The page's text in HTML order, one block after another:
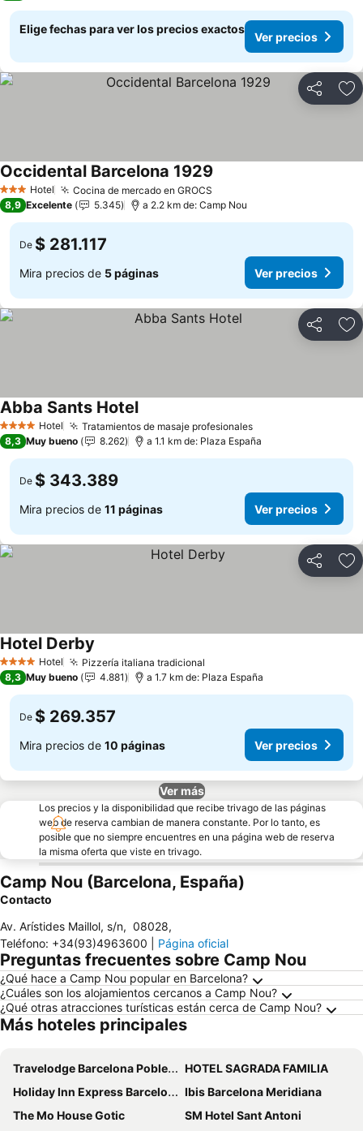
Elige fechas para ver los precios exactos
Ver precios
Compartir
3 Estrellas
Hotel Cocina de mercado en GROCS
Occidental Barcelona 1929
8,9 Excelente 5.345 a 2.2 km de: Camp Nou
De $ 281.117
Mira precios de 5 páginas Ver precios
Compartir
4 EstrellasHotel Tratamientos de masaje profesionales
Abba Sants Hotel
8,3 Muy bueno 8.262 a 1.1 km de: Plaza España
De $ 343.389
Mira precios de 11 páginas Ver precios
Compartir
4 EstrellasHotel Pizzería italiana tradicional
Hotel Derby
8,3 Muy bueno 4.881 a 1.7 km de: Plaza España
De $ 269.357
Mira precios de 10 páginas Ver precios
Ver más
Los precios y la disponibilidad que recibe trivago de las páginas
web de reserva cambian de manera constante. Por lo tanto, es
posible que no siempre encuentres en una página web de reserva
la misma oferta que viste en trivago.
Camp Nou (Barcelona, España)
Contacto
Av. Arístides Maillol, s/n, 08028,
Teléfono: +34(93)4963600 Página oficial
Preguntas frecuentes sobre Camp Nou
¿Qué hace a Camp Nou popular en Barcelona?
¿Cuáles son los alojamientos cercanos a Camp Nou?
¿Qué otras atracciones turísticas están cerca de Camp Nou?
Más hoteles principales
Travelodge Barcelona Poblenou
HOTEL SAGRADA FAMILIA
Holiday Inn Express Barcelona - City 22@ By Ihg
Ibis Barcelona Meridiana
The Mo House Gotic
SM Hotel Sant Antoni